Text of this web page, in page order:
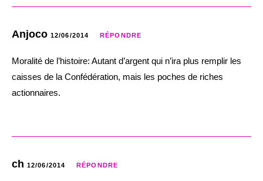
Anjoco 12/06/2014 RÉPONDRE
Moralité de l’histoire: Autant d’argent qui n’ira plus remplir les
caisses de la Confédération, mais les poches de riches
actionnaires.
ch 12/06/2014 RÉPONDRE